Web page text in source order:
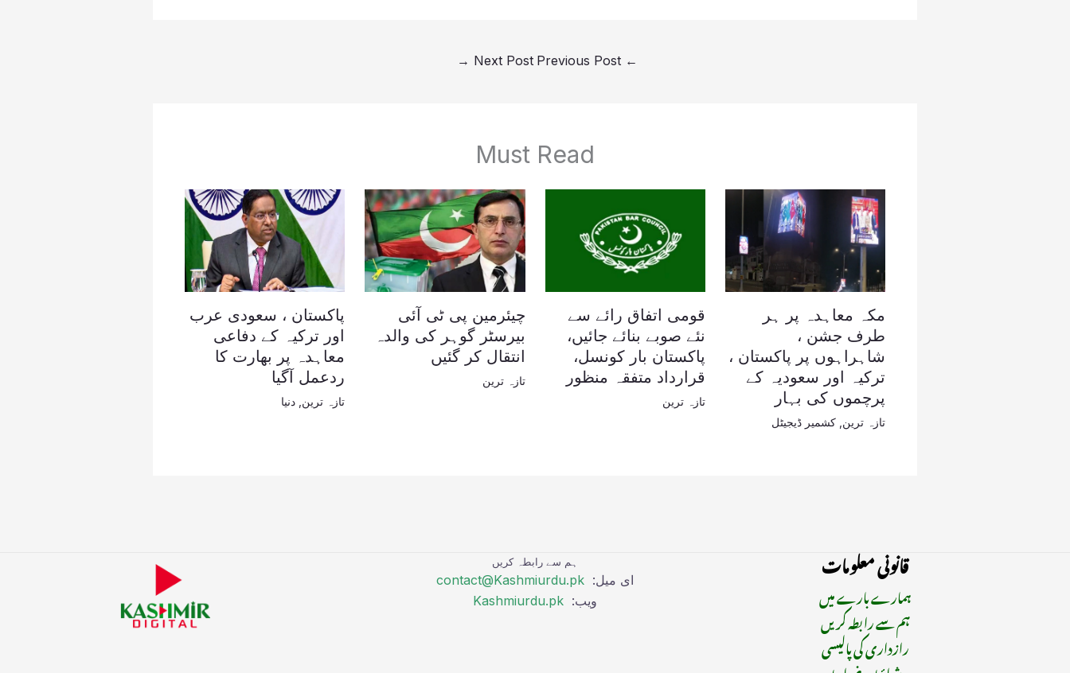
←
Next Post
→
Must Read
مکہ معاہدہ پر ہر
طرف جشن ،
شاہراہوں پر پاکستان ،
ترکیہ اور سعودیہ کے
پرچموں کی بہار
تازہ ترین کشمیر ڈیجیٹل
قومی اتفاق رائے سے
نئے صوبے بنائے جائیں،
پاکستان بار کونسل،
قرارداد متفقہ منظور
تازہ ترین
چیئرمین پی ٹی آئی
بیرسٹر گوہر کی والدہ
انتقال کر گئیں
تازہ ترین
پاکستان ، سعودی عرب
اور ترکیہ کے دفاعی
معاہدہ پر بھارت کا
ردعمل آگیا
تازہ ترین دنیا
قانونی معلومات
ہمارے بارے میں
ہم سے رابطہ کریں
رازداری کی پالیسی
ہم سے رابطہ کریں
ای میل: contact@Kashmiurdu.pk
ویب: Kashmiurdu.pk